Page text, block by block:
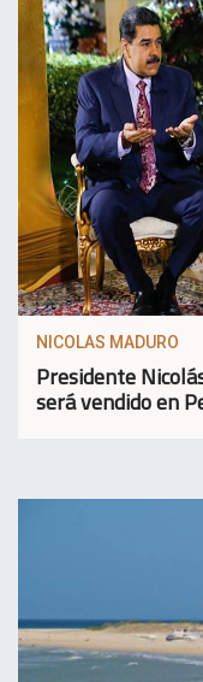
NICOLAS MADURO
Presidente
será vendido en